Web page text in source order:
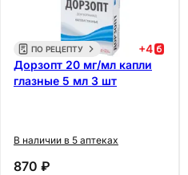
ПО РЕЦЕПТУ +4
Дорзопт 20 мг/мл капли
глазные 5 мл 3 шт
В наличии в 5 аптеках
870 ₽